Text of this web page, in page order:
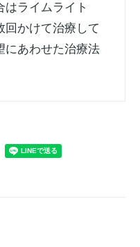
ライムライト
回かけて治療して
にあわせた治療法